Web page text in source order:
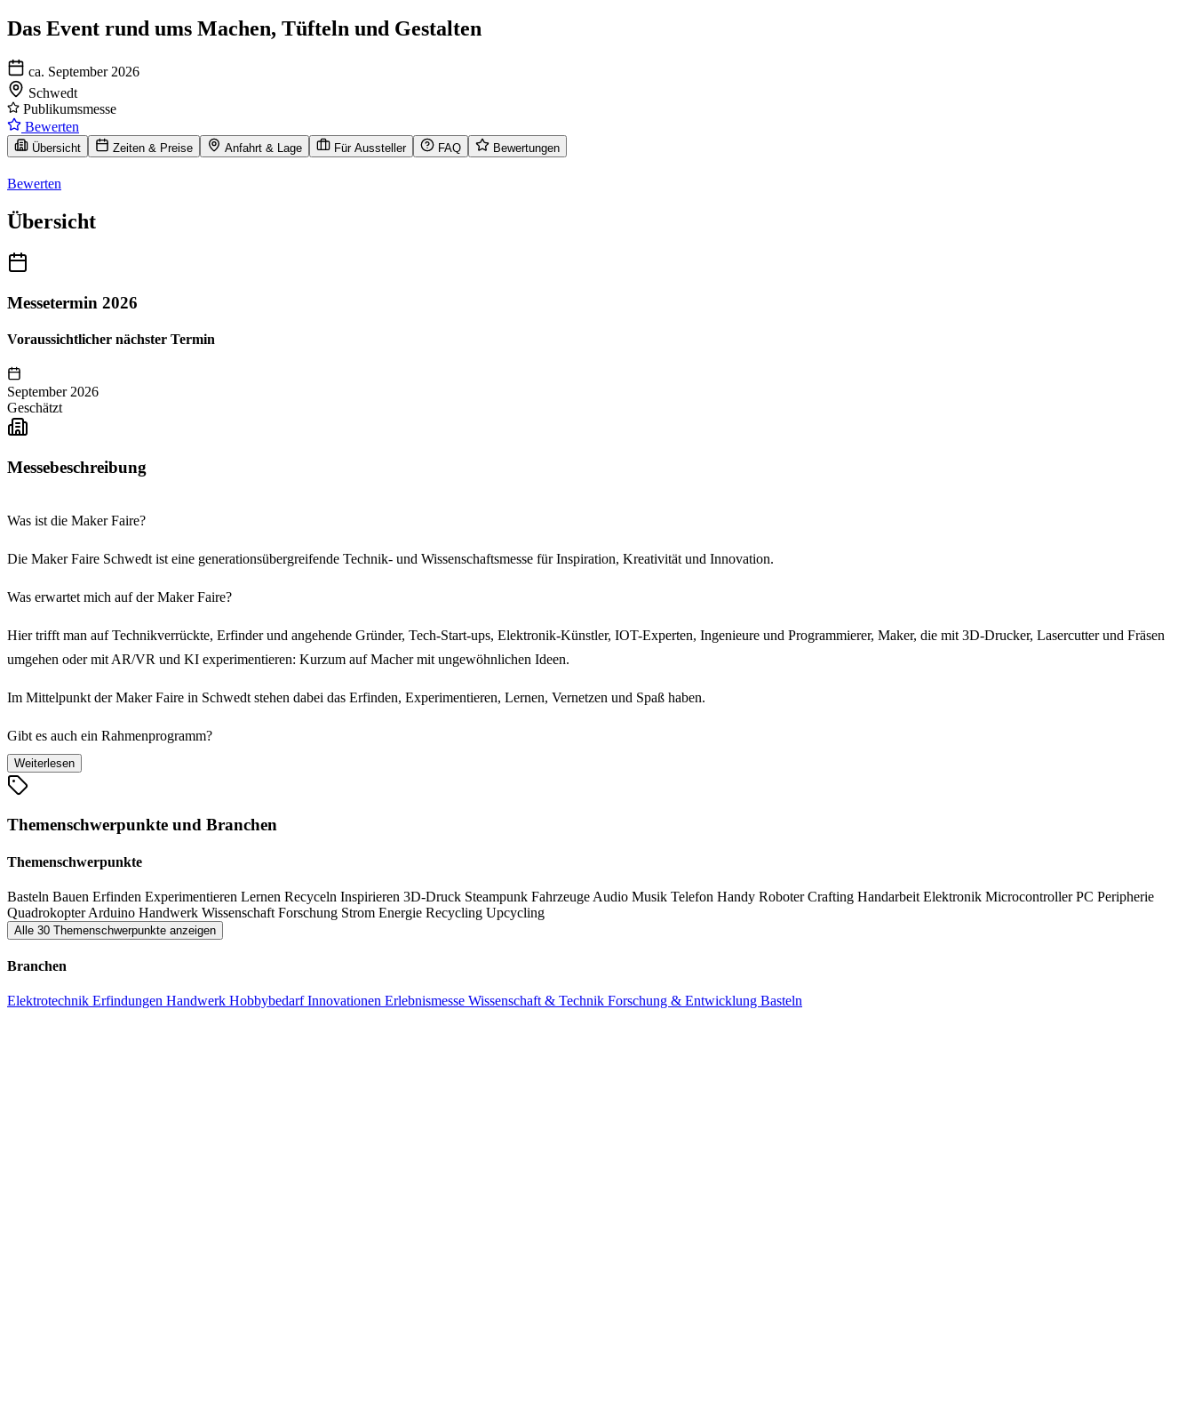
Das Event rund ums Machen, Tüfteln und Gestalten
ca. September 2026
Schwedt
Publikumsmesse
Bewerten
Übersicht Zeiten & Preise Anfahrt & Lage Für Aussteller FAQ Bewertungen
Bewerten
Übersicht
Messetermin 2026
Voraussichtlicher nächster Termin
September 2026
Geschätzt
Messebeschreibung
Was ist die Maker Faire?
Die Maker Faire Schwedt ist eine generationsübergreifende Technik- und Wissenschaftsmesse für Inspiration, Kreativität und Innovation.
Was erwartet mich auf der Maker Faire?
Hier trifft man auf Technikverrückte, Erfinder und angehende Gründer, Tech-Start-ups, Elektronik-Künstler, IOT-Experten, Ingenieure und Programmierer, Maker, die mit 3D-Drucker, Lasercutter und Fräsen
umgehen oder mit AR/VR und KI experimentieren: Kurzum auf Macher mit ungewöhnlichen Ideen.
Im Mittelpunkt der Maker Faire in Schwedt stehen dabei das Erfinden, Experimentieren, Lernen, Vernetzen und Spaß haben.
Gibt es auch ein Rahmenprogramm?
„Anfassen und Ausprobieren“ wird groß geschrieben. Auf der Maker Faire gibt es viele interessante Mitmachstationen, ergänzt um spannende Vorträge und Workshops.
Materialien und Werkzeugen begeistert.
Spaß haben steht im Vordergrund der Schwedter Maker Faire.
Weiterlesen
Themenschwerpunkte und Branchen
Themenschwerpunkte
Basteln Bauen Erfinden Experimentieren Lernen Recyceln Inspirieren 3D-Druck Steampunk Fahrzeuge Audio Musik Telefon Handy RoboterCrafting Handarbeit Elektronik MicrocontrollerPC Peripherie
QuadrokopterArduino Handwerk Wissenschaft Forschung Strom Energie Recycling Upcycling
Alle 30 Themenschwerpunkte anzeigen
Branchen
Elektrotechnik Erfindungen Handwerk HobbybedarfInnovationen Erlebnismesse Wissenschaft & Technik Forschung & Entwicklung Basteln